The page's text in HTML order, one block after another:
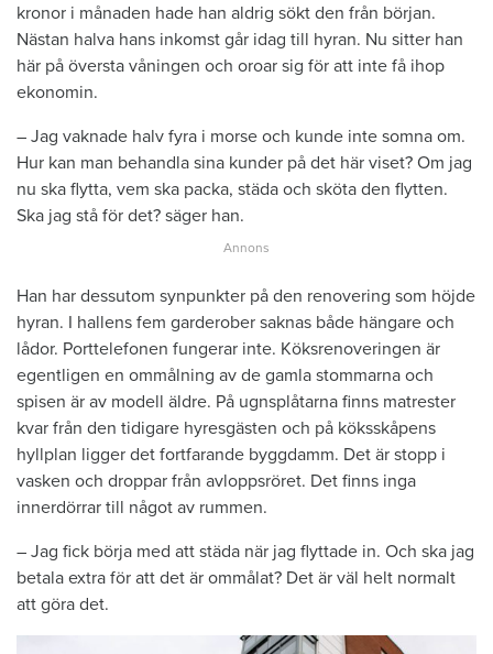
kronor i månaden hade han aldrig sökt den från början.
Nästan halva hans inkomst går idag till hyran. Nu sitter han
här på översta våningen och oroar sig för att inte få ihop
ekonomin.
– Jag vaknade halv fyra i morse och kunde inte somna om.
Hur kan man behandla sina kunder på det här viset? Om jag
nu ska flytta, vem ska packa, städa och sköta den flytten.
Ska jag stå för det? säger han.
Han har dessutom synpunkter på den renovering som höjde
hyran. I hallens fem garderober saknas både hängare och
lådor. Porttelefonen fungerar inte. Köksrenoveringen är
egentligen en ommålning av de gamla stommarna och
spisen är av modell äldre. På ugnsplåtarna finns matrester
kvar från den tidigare hyresgästen och på köksskåpens
hyllplan ligger det fortfarande byggdamm. Det är stopp i
vasken och droppar från avloppsröret. Det finns inga
innerdörrar till något av rummen.
– Jag fick börja med att städa när jag flyttade in. Och ska jag
betala extra för att det är ommålat? Det är väl helt normalt
att göra det.